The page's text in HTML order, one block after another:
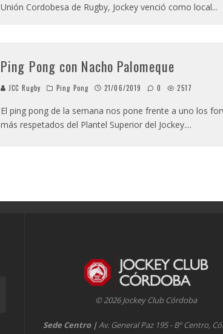
Unión Cordobesa de Rugby, Jockey venció como local...
Ping Pong con Nacho Palomeque
JCC Rugby Ping Pong 21/06/2019 0 2517
El ping pong de la semana nos pone frente a uno los
más respetados del Plantel Superior del Jockey....
© 2026 Jockey Club Córdoba
Sede Centro |Av. General Paz 195 - Bº Centro,